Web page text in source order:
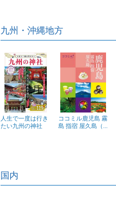
九州・沖縄地方
人生で一度は行き
たい九州の神社
ココミル鹿児島 霧
島 指宿 屋久島（...
国内